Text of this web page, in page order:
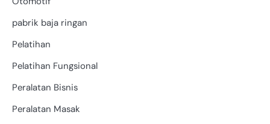
pabrik baja ringan
Pelatihan
Pelatihan Fungsional
Peralatan Bisnis
Peralatan Masak